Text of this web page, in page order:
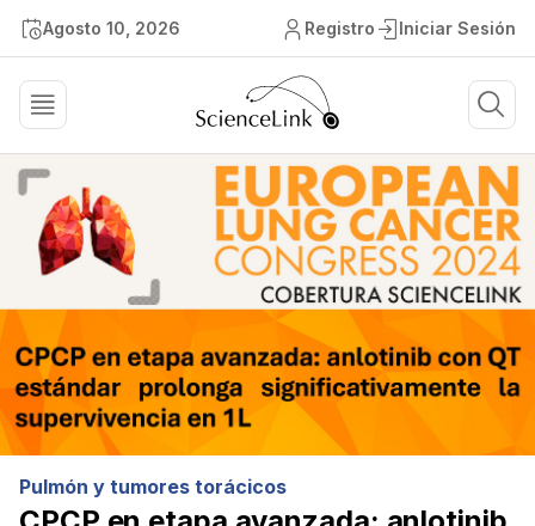
Agosto 10, 2026 Registro Iniciar Sesión
Pulmón y tumores torácicos